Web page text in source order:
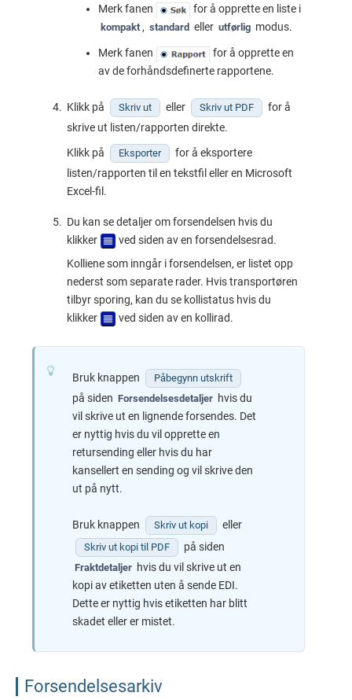
Merk fanen for å opprette en liste i
kompakt , standard eller utførlig modus.
Merk fanen
for å opprette en
av de forhåndsdefinerte rapportene.
Klikk på Skriv ut eller Skriv ut PDF
for å
skrive ut listen/rapporten direkte.
Klikk på
Eksporter
for å eksportere
listen/rapporten til en tekstfil eller en Microsoft
Excel-fil.
Du kan se detaljer om forsendelsen hvis du
klikker
ved siden av en forsendelsesrad.
Kolliene som inngår i forsendelsen, er listet opp
nederst som separate rader. Hvis transportøren
tilbyr sporing, kan du se kollistatus hvis du
klikker
ved siden av en kollirad.
Bruk knappen Påbegynn utskrift
på siden Forsendelsesdetaljer hvis du
vil skrive ut en lignende forsendes. Det
er nyttig hvis du vil opprette en
retursending eller hvis du har
kansellert en sending og vil skrive den
ut på nytt.
Bruk knappen Skriv ut kopi eller
Skriv ut kopi til PDF på siden
Fraktdetaljer hvis du vil skrive ut en
kopi av etiketten uten å sende EDI.
Dette er nyttig hvis etiketten har blitt
skadet eller er mistet.
Forsendelsesarkiv